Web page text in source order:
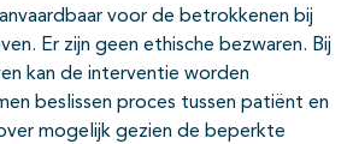
voor de betrokkenen bij
Er zijn geen ethische bezwaren. Bij
kan de interventie worden
beslissen proces tussen patiënt en
mogelijk gezien de beperkte